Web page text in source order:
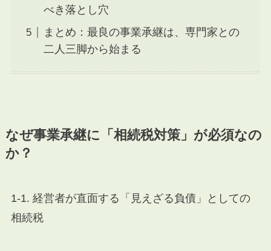
べき落とし穴
まとめ：最良の事業承継は、専門家との
二人三脚から始まる
なぜ事業承継に「相続税対策」が必須なの
か？
1-1. 経営者が直面する「見えざる負債」としての
相続税